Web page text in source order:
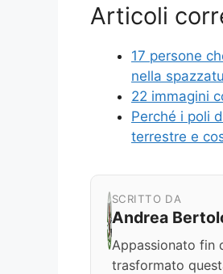
Articoli
17 persone
nella
22 immagini
Perché i poli
terrestre e
SCRITTO DA
Andrea
Appassionato fin
trasformato